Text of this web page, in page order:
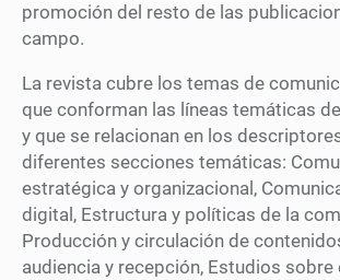
promoción del resto de las
campo.
La revista cubre los temas de
que conforman las líneas temáticas
y que se relacionan en los
diferentes secciones temáticas:
estratégica y organizacional,
digital, Estructura y políticas de la
Producción y circulación de
audiencia y recepción, Estudios sobre